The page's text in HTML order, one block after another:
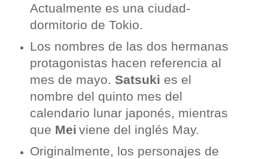
Actualmente es una ciudad-
dormitorio de Tokio.
Los nombres de las dos hermanas
protagonistas hacen referencia al
mes de mayo. Satsuki es el
nombre del quinto mes del
calendario lunar japonés, mientras
que Mei viene del inglés May.
Originalmente, los personajes de